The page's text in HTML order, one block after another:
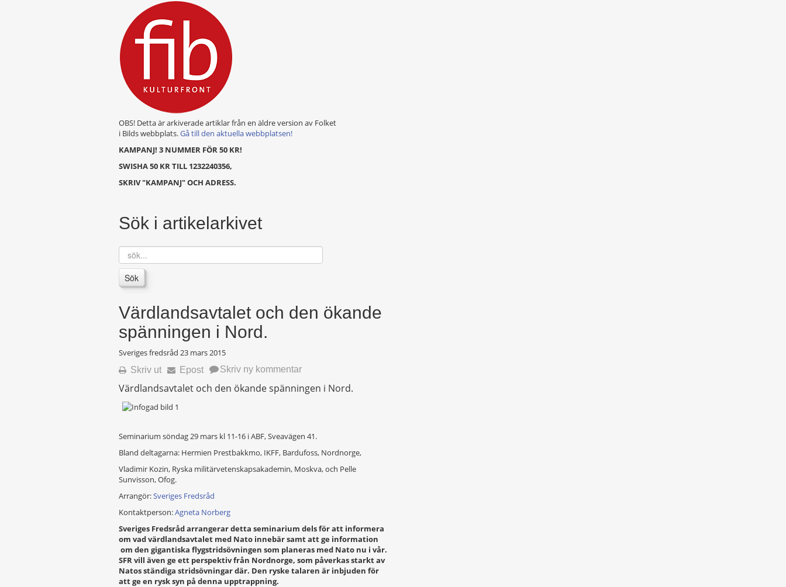
OBS! Detta är arkiverade artiklar från en äldre version av Folket
i Bilds webbplats.Gå till den aktuella webbplatsen!
KAMPANJ! 3 NUMMER FÖR 50 KR!
SWISHA 50 KR TILL 1232240356,
SKRIV "KAMPANJ" OCH ADRESS.
Sök i artikelarkivet
sök...
Sök
Värdlandsavtalet och den ökande
spänningen i Nord.
Sveriges fredsråd 23 mars 2015
Skriv ut Epost Skriv ny kommentar
Värdlandsavtalet och den ökande spänningen i Nord.
Seminarium söndag 29 mars kl 11-16 i ABF, Sveavägen 41.
Bland deltagarna: Hermien Prestbakkmo, IKFF, Bardufoss, Nordnorge,
Vladimir Kozin, Ryska militärvetenskapsakademin, Moskva, och Pelle
Sunvisson, Ofog.
Arrangör:Sveriges Fredsråd
Kontaktperson:Agneta Norberg
Sveriges Fredsråd arrangerar detta seminarium dels för att informera
om vad värdlandsavtalet med Nato innebär samt att ge information
om den gigantiska flygstridsövningen som planeras med Nato nu i vår.
SFR vill även ge ett perspektiv från Nordnorge, som påverkas starkt av
Natos ständiga stridsövningar där. Den ryske talaren är inbjuden för
att ge en rysk syn på denna upptrappning.